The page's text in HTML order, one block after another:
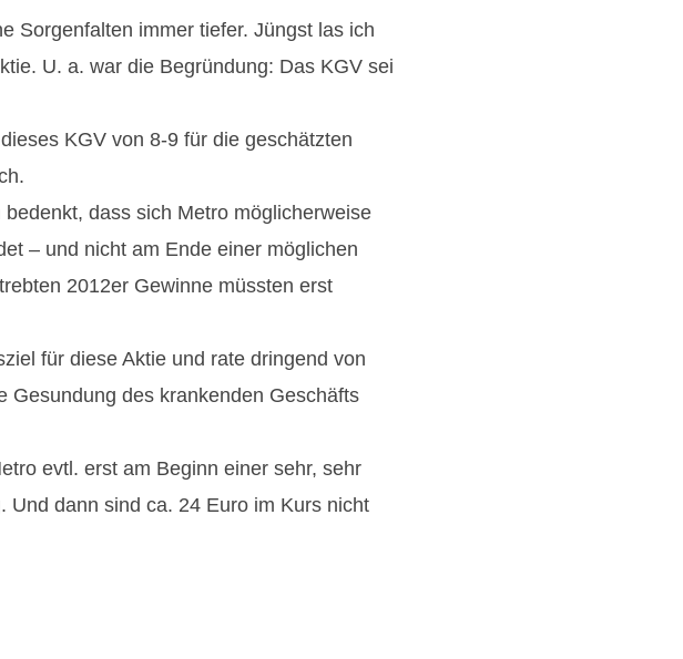
Sorgenfalten immer tiefer. Jüngst las ich
U. a. war die Begründung: Das KGV sei
KGV von 8-9 für die geschätzten
dass sich Metro möglicherweise
– und nicht am Ende einer möglichen
2012er Gewinne müssten erst
für diese Aktie und rate dringend von
Gesundung des krankenden Geschäfts
evtl. erst am Beginn einer sehr, sehr
Und dann sind ca. 24 Euro im Kurs nicht